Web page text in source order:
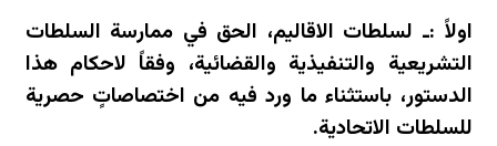
اولاً :ـ لسلطات الاقاليم، الحق في ممارسة السلطات
التشريعية والتنفيذية والقضائية، وفقاً لاحكام هذا
الدستور، باستثناء ما ورد فيه من اختصاصاتٍ حصرية
للسلطات الاتحادية.